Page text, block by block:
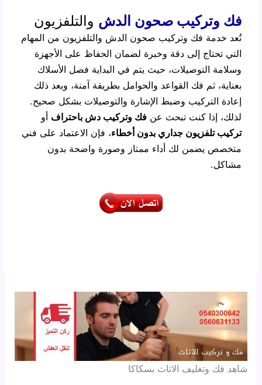
فك وتركيب صحون الدش والتلفزيون
تُعد خدمة فك وتركيب صحون الدش والتلفزيون من المهام
التي تحتاج إلى دقة وخبرة لضمان الحفاظ على الأجهزة
وسلامة التوصيلات، حيث يتم في البداية فصل الأسلاك
بعناية، ثم فك القواعد والحوامل بطريقة آمنة، وبعد ذلك
إعادة التركيب وضبط الإشارة والتوصيلات بشكل صحيح.
لذلك، إذا كنت تبحث عنفك وتركيب دش باحتراف أو
تركيب تلفزيون جداري بدون أخطاء، فإن الاعتماد على فني
متخصص يضمن لك أداء ممتاز وصورة واضحة بدون
مشاكل.
شاهد فك وتغليف الاثاث بسكاكا